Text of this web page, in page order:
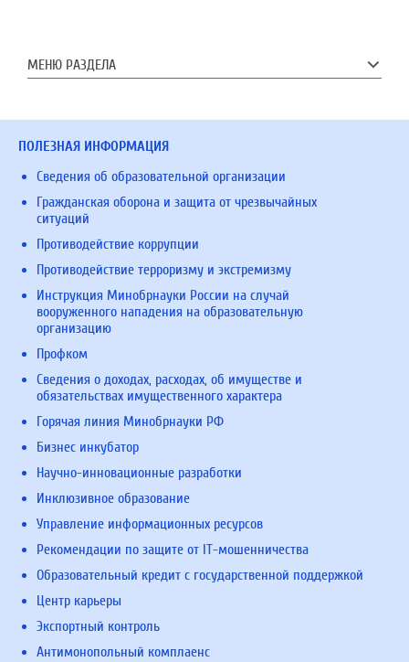
МЕНЮ РАЗДЕЛА
ПОЛЕЗНАЯ ИНФОРМАЦИЯ
Сведения об образовательной организации
Гражданская оборона и защита от чрезвычайных
ситуаций
Противодействие коррупции
Противодействие терроризму и экстремизму
Инструкция Минобрнауки России на случай
вооруженного нападения на образовательную
организацию
Профком
Сведения о доходах, расходах, об имуществе и
обязательствах имущественного характера
Горячая линия Минобрнауки РФ
Бизнес инкубатор
Научно-инновационные разработки
Инклюзивное образование
Управление информационных ресурсов
Рекомендации по защите от IT-мошенничества
Образовательный кредит с государственной поддержкой
Центр карьеры
Экспортный контроль
Антимонопольный комплаенс